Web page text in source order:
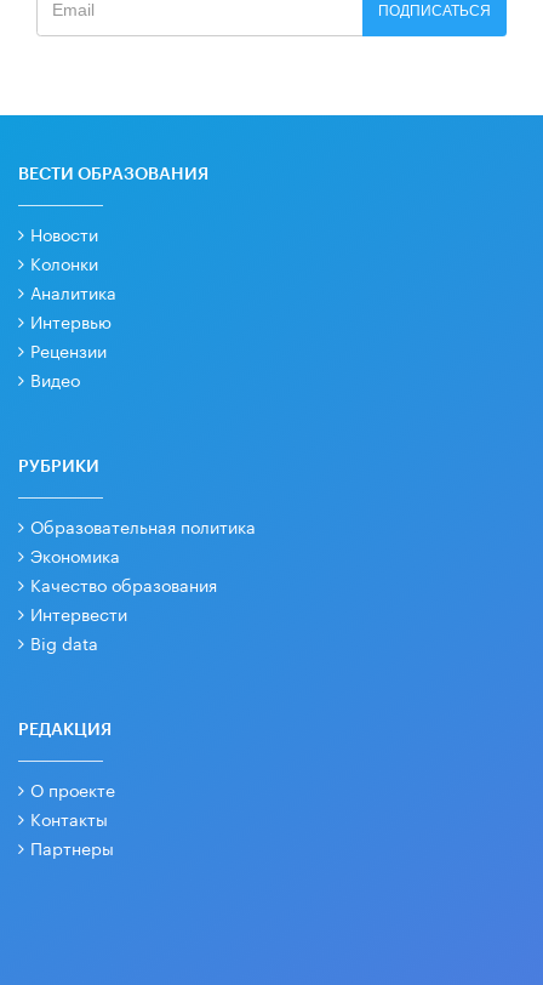
ПОДПИСАТЬСЯ
ВЕСТИ ОБРАЗОВАНИЯ
Новости
Колонки
Аналитика
Интервью
Рецензии
Видео
РУБРИКИ
Образовательная политика
Экономика
Качество образования
Интервести
Big data
РЕДАКЦИЯ
О проекте
Контакты
Партнеры